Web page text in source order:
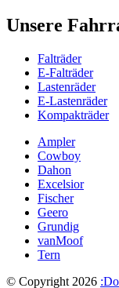
Unsere
Falträder
E-Falträder
Lastenräder
E-Lastenräder
Kompakträder
Ampler
Cowboy
Dahon
Excelsior
Fischer
Geero
Grundig
vanMoof
Tern
© Copyright 2026